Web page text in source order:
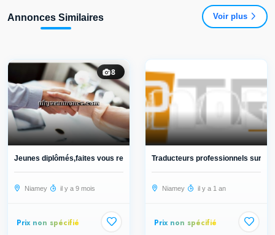
Annonces Similaires Voir plus
8
Jeunes diplômés,faites vous remarqu...
Niamey il y a 9 mois
Prix non spécifié
Traducteurs professionnels sur
Niamey il y a 1 an
Prix non spécifié